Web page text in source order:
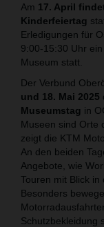
Am 17. April
Kinderfeiertag
Erledigungen für
9:00-15:30 Uhr
Museum statt.
Der Verbund
und 18. Mai 2025
Museumstag in
Museen sind Orte
zeigt die KTM
An den beiden
Angebote, wie
Touren mit Blick in
Besonders
Schutzbekleidung